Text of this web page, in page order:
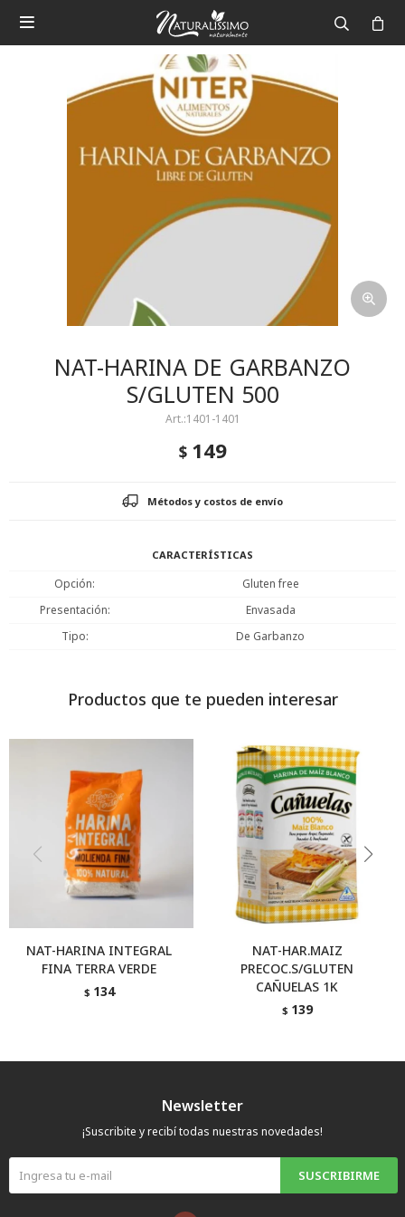

NAT-HARINA DE GARBANZO
S/GLUTEN 500
1401-1401
$ 149
Métodos y costos de envío
CARACTERÍSTICAS
Opción
Gluten free
Presentación
Envasada
Tipo
De Garbanzo
Productos que te pueden interesar
NAT-HARINA INTEGRAL
FINA TERRA VERDE
$ 134
NAT-HAR.MAIZ
PRECOC.S/GLUTEN
CAÑUELAS 1K
$ 139
Newsletter
¡Suscribite y recibí todas nuestras novedades!
SUSCRIBIRME